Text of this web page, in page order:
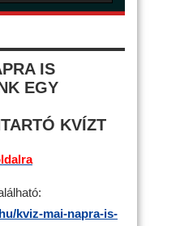
IS
EGY
KVÍZT
kviz-mai-napra-is-